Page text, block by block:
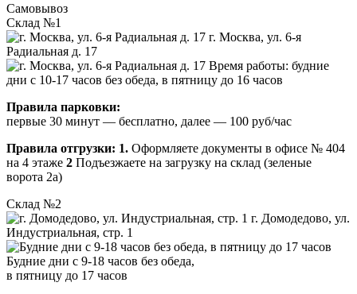
Самовывоз
Склад №1
г. Москва, ул. 6-я
Радиальная д. 17
Время работы: будние
дни с 10-17 часов без обеда, в пятницу до 16 часов
Правила парковки:
первые 30 минут — бесплатно, далее — 100 руб/час
Правила отгрузки: 1. Оформляете документы в офисе № 404
на 4 этаже 2 Подъезжаете на загрузку на склад (зеленые
ворота 2а)
Склад №2
г. Домодедово, ул.
Индустриальная, стр. 1
Будние дни с 9-18 часов без обеда,
в пятницу до 17 часов